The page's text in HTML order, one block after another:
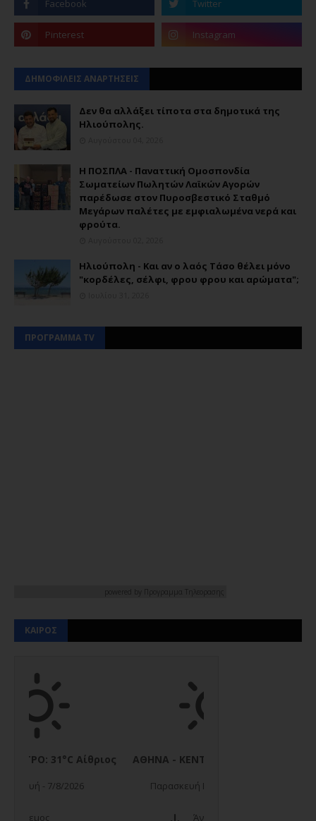
ΔΗΜΟΦΙΛΕΙΣ ΑΝΑΡΤΗΣΕΙΣ
Δεν θα αλλάξει τίποτα στα δημοτικά της
Ηλιούπολης.
Η ΠΟΣΠΛΑ - Παναττική Ομοσπονδία
Σωματείων Πωλητών Λαϊκών Αγορών
παρέδωσε στον Πυροσβεστικό Σταθμό
Μεγάρων παλέτες με εμφιαλωμένα νερά και
φρούτα.
Ηλιούπολη - Και αν ο λαός Τάσο θέλει μόνο
"κορδέλες, σέλφι, φρου φρου και αρώματα";
ΠΡΟΓΡΑΜΜΑ TV
ΚΑΙΡΟΣ